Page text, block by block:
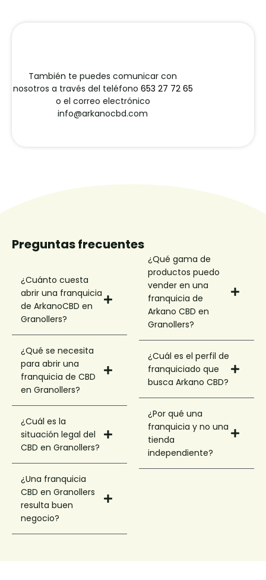
También te puedes comunicar con
nosotros a través del teléfono 653 27 72 65
o el correo electrónico
info@arkanocbd.com
Preguntas frecuentes
¿Cuánto cuesta
abrir una franquicia
de ArkanoCBD en
Granollers?
¿Qué se necesita
para abrir una
franquicia de CBD
en Granollers?
¿Cuál es la
situación legal del
CBD en Granollers?
¿Una franquicia
CBD en Granollers
resulta buen
negocio?
¿Qué gama de
productos puedo
vender en una
franquicia de
Arkano CBD en
Granollers?
¿Cuál es el perfil de
franquiciado que
busca Arkano CBD?
¿Por qué una
franquicia y no una
tienda
independiente?